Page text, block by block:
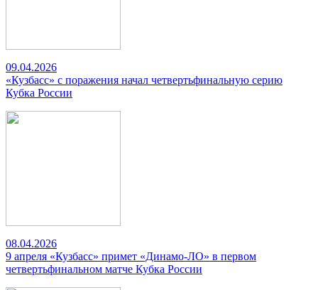
09.04.2026
«Кузбасс» с поражения начал четвертьфинальную серию
Кубка России
08.04.2026
9 апреля «Кузбасс» примет «Динамо-ЛО» в первом
четвертьфинальном матче Кубка России